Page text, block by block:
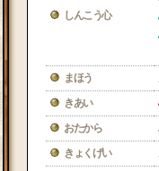
しんこう心
まほう
きあい
おたから
きょくげい